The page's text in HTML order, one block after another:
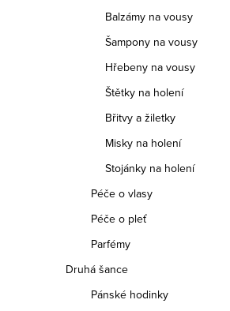
Balzámy na vousy
Šampony na vousy
Hřebeny na vousy
Štětky na holení
Břitvy a žiletky
Misky na holení
Stojánky na holení
Péče o vlasy
Péče o pleť
Parfémy
Druhá šance
Pánské hodinky